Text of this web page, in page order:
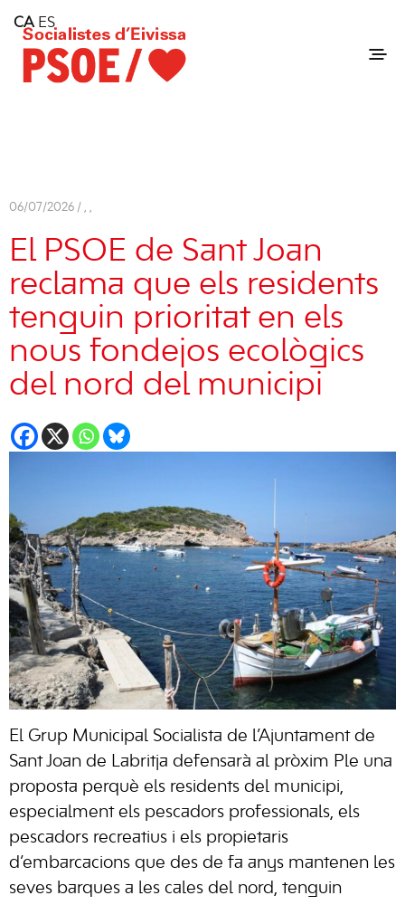
Consell Insular d'Eivissa
Services
Contact
06/07/2026 / , ,
El PSOE de Sant Joan
reclama que els residents
tenguin prioritat en els
nous fondejos ecològics
del nord del municipi
El Grup Municipal Socialista de l’Ajuntament de
Sant Joan de Labritja defensarà al pròxim Ple una
proposta perquè els residents del municipi,
especialment els pescadors professionals, els
pescadors recreatius i els propietaris
d’embarcacions que des de fa anys mantenen les
seves barques a les cales del nord, tenguin
CA ES